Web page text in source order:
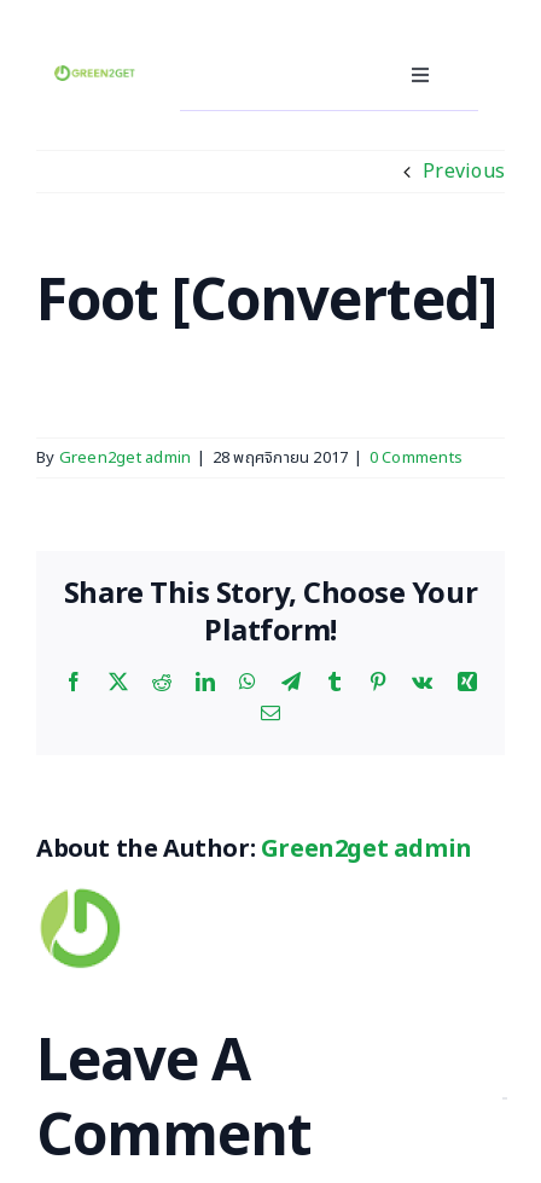
content
Toggle
Navigation
คุณคือผู้บริโภค
อื่นๆ
Previous
Foot [Converted]
By Green2get admin | 28 พฤศจิกายน 2017 | 0 Comments
Share This Story, Choose Your
Platform!
Facebook
X RedditLinkedInWhatsApp
TelegramTumblrPinterest
Vk
Xing
Email
About the Author: Green2get admin
Leave A
Comment